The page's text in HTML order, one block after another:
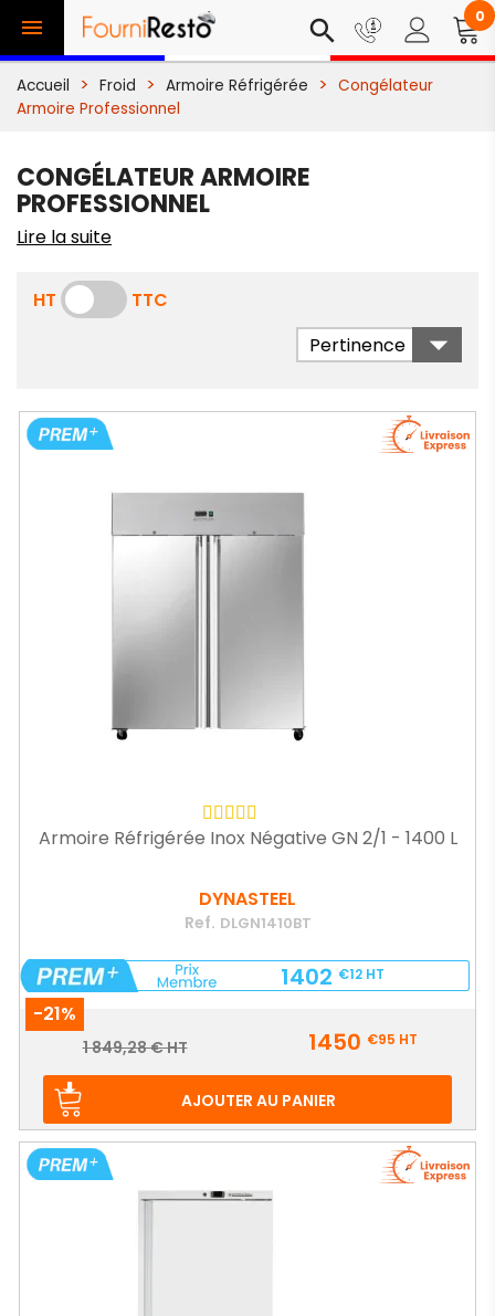
 search 0
Accueil Froid Armoire Réfrigérée
Congélateur
Armoire Professionnel
CONGÉLATEUR ARMOIRE
PROFESSIONNEL
Lire la suite
HT
TTC
Pertinence

Armoire Réfrigérée Inox Négative GN 2/1 - 1400 L
DYNASTEEL
Ref. DLGN1410BT
1402 €12 HT
-21%
Prix
Prix
1 849,28 € HT 1450 €95 HT
AJOUTER AU PANIER